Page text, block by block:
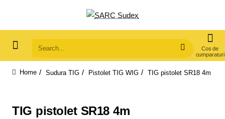
Search...
Sudura TIG Pistolet TIG WIG TIG pistolet SR18 4m
TIG pistolet SR18 4m